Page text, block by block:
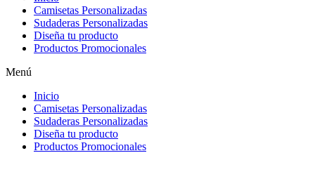
Camisetas Personalizadas
Sudaderas Personalizadas
Diseña tu producto
Productos Promocionales
Menú
Inicio
Camisetas Personalizadas
Sudaderas Personalizadas
Diseña tu producto
Productos Promocionales